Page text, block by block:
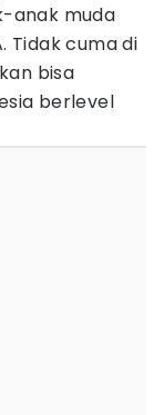
anak muda
Tidak cuma di
bisa
berlevel